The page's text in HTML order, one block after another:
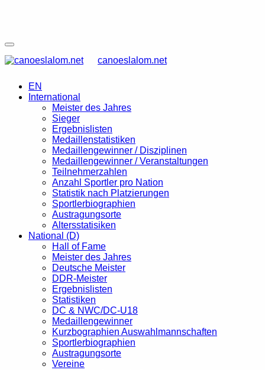
canoeslalom.net
EN
International
Meister des Jahres
Sieger
Ergebnislisten
Medaillenstatistiken
Medaillengewinner / Disziplinen
Medaillengewinner / Veranstaltungen
Teilnehmerzahlen
Anzahl Sportler pro Nation
Statistik nach Platzierungen
Sportlerbiographien
Austragungsorte
Altersstatisiken
National (D)
Hall of Fame
Meister des Jahres
Deutsche Meister
DDR-Meister
Ergebnislisten
Statistiken
DC & NWC/DC-U18
Medaillengewinner
Kurzbographien Auswahlmannschaften
Sportlerbiographien
Austragungsorte
Vereine